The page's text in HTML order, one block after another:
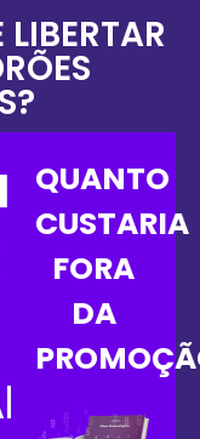
QUANTO
CUSTARIA
FORA
DA